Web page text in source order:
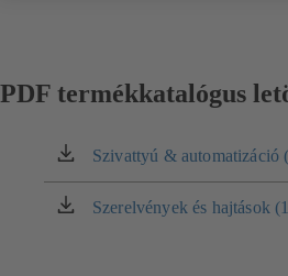
PDF termékkatalógus
Szivattyú & automatizáció
(új
lapon
nyílik
Szerelvények és hajtások
(új